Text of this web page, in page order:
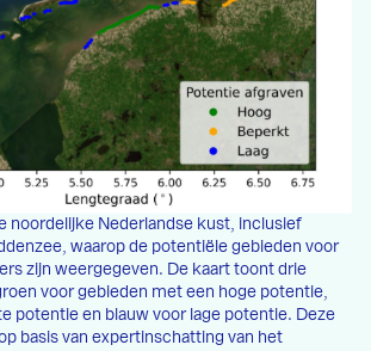
noordelijke Nederlandse kust, inclusief
waarop de potentiële gebieden voor
zijn weergegeven. De kaart toont drie
voor gebieden met een hoge potentie,
potentie en blauw voor lage potentie. Deze
basis van expertinschatting van het